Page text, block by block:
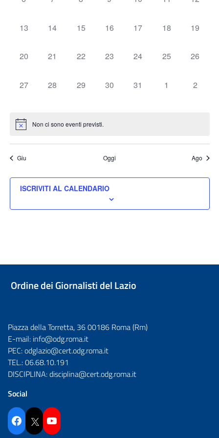
0 EVENTI,
13 0 EVENTI,
14 0 EVENTI,
15 0 EVENTI,
16 0 EVENTI,
17 0 EVENTI,
18 0
19
0 EVENTI,
20 0 EVENTI,
21 0 EVENTI,
22 0 EVENTI,
23 0 EVENTI,
24 0 EVENTI,
25 0
26
0 EVENTI,
27 0 EVENTI,
28 0 EVENTI,
29 0 EVENTI,
30 0 EVENTI,
31 0 EVENTI,
1 0
2
Non ci sono eventi previsti.
Giu Oggi Ago
ISCRIVITI AL CALENDARIO
Ordine dei Giornalisti del Lazio
Piazza della Torretta, 36 00186 Roma (Rm)
E-mail: info@odg.roma.it
PEC:odglazio@cert.odg.roma.it
TEL.:06.68.10.191
DISCIPLINA:disciplina@cert.odg.roma.it
Social
Facebook Twitter YouTube